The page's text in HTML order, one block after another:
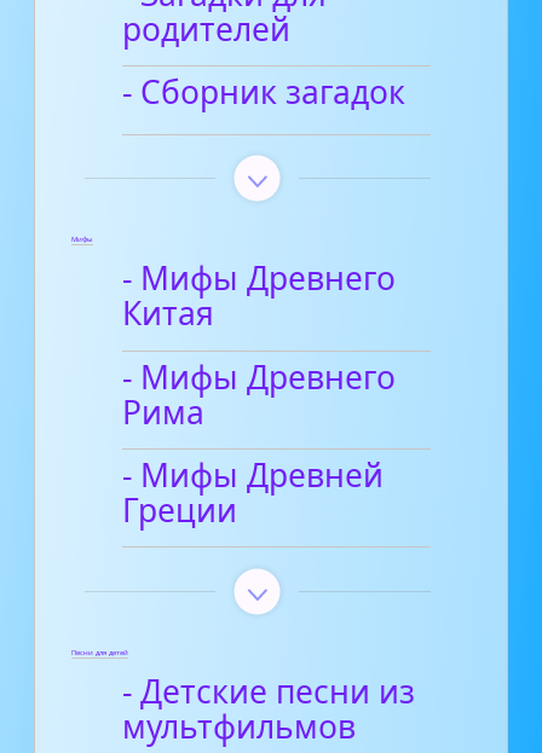
родителей
- Сборник загадок
Мифы
- Мифы Древнего
Китая
- Мифы Древнего
Рима
- Мифы Древней
Греции
Песни для детей
- Детские песни из
мультфильмов